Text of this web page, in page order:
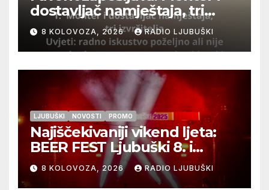
dostavljač namještaja, tri
izvršitelja
8 KOLOVOZA, 2026 RADIO LJUBUŠKI
LJUBUŠKI NOVOSTI PROMO
Najiščekivaniji vikend ljeta:
BEER FEST Ljubuški 8. i
9.kolovoza
8 KOLOVOZA, 2026 RADIO LJUBUŠKI